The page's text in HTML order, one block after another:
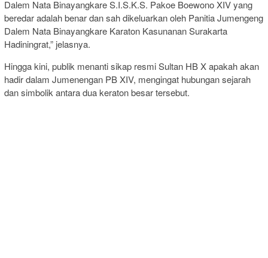
Dalem Nata Binayangkare S.I.S.K.S. Pakoe Boewono XIV yang
beredar adalah benar dan sah dikeluarkan oleh Panitia Jumengeng
Dalem Nata Binayangkare Karaton Kasunanan Surakarta
Hadiningrat,” jelasnya.
Hingga kini, publik menanti sikap resmi Sultan HB X apakah akan
hadir dalam Jumenengan PB XIV, mengingat hubungan sejarah
dan simbolik antara dua keraton besar tersebut.